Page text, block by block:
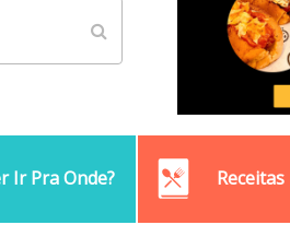
Ir Pra Onde? Receitas